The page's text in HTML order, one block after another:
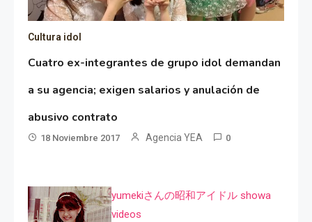
Cultura idol
Cuatro ex-integrantes de grupo idol demandan
a su agencia; exigen salarios y anulación de
abusivo contrato
18 Noviembre 2017 Agencia YEA 0
yumekiさんの昭和アイドル showa
videos